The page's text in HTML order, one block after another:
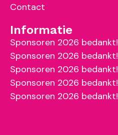
Contact
Informatie
Sponsoren 2026 bedankt!
Sponsoren 2026 bedankt!
Sponsoren 2026 bedankt!
Sponsoren 2026 bedankt!
Sponsoren 2026 bedankt!